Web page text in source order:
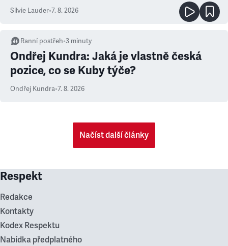
Silvie Lauder•7. 8. 2026
Ranní postřeh•3 minuty
Ondřej Kundra: Jaká je vlastně česká
pozice, co se Kuby týče?
Ondřej Kundra•7. 8. 2026
Načíst další články
Respekt
Redakce
Kontakty
Kodex Respektu
Nabídka předplatného